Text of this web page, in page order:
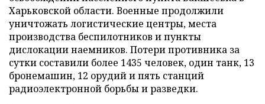
Харьковской области. Военные продолжили
уничтожать логистические центры, места
производства беспилотников и пункты
дислокации наемников. Потери противника за
сутки составили более 1435 человек, один танк, 13
бронемашин, 12 орудий и пять станций
радиоэлектронной борьбы и разведки.